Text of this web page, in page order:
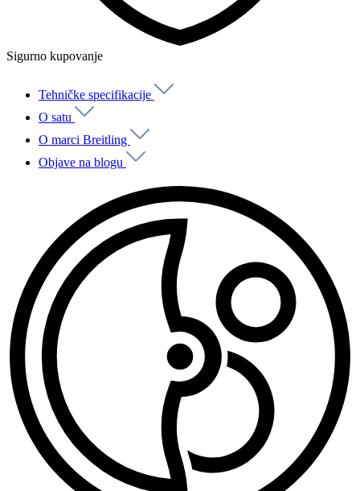
Sigurno kupovanje
Tehničke specifikacije
O satu
O marci Breitling
Objave na blogu